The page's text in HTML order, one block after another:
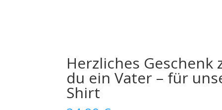
Herzliches Geschenk
du ein Vater – für
Shirt